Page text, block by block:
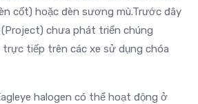
cốt) hoặc đèn sương mù.Trước đây
chưa phát triển chúng
tiếp trên các xe sử dụng chóa
halogen có thể hoạt động ở